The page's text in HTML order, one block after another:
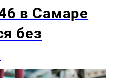
в Самаре
без